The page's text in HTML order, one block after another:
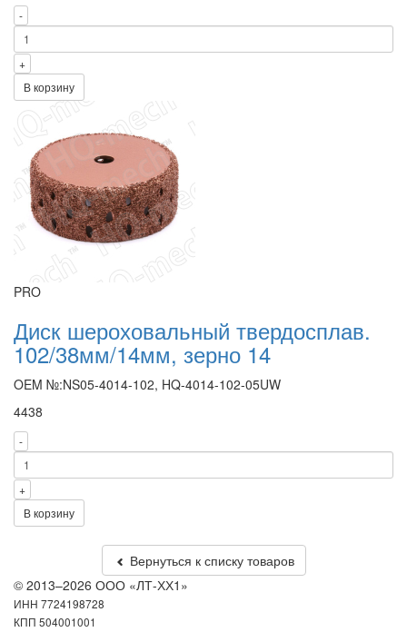
-
+
В корзину
PRO
Диск шероховальный твердосплав.
102/38мм/14мм, зерно 14
OEM №:NS05-4014-102, HQ-4014-102-05UW
4438
-
+
В корзину
Вернуться к списку товаров
© 2013–2026 ООО «ЛТ-ХХ1»
ИНН 7724198728
КПП 504001001